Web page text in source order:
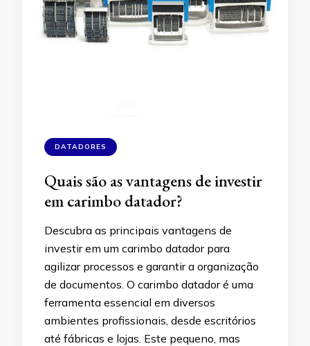
DATADORES
Quais são as vantagens de investir
em carimbo datador?
Descubra as principais vantagens de
investir em um carimbo datador para
agilizar processos e garantir a organização
de documentos. O carimbo datador é uma
ferramenta essencial em diversos
ambientes profissionais, desde escritórios
até fábricas e lojas. Este pequeno, mas